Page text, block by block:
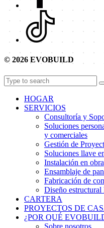
© 2026 EVOBUILD
HOGAR
SERVICIOS
Consultoría y
Soluciones
y comerciales
Gestión de
Soluciones llave
Instalación en obra
Ensamblaje de
Fabricación de
Diseño estructural
CARTERA
PROYECTOS DE
¿POR QUÉ
Sobre nosotros